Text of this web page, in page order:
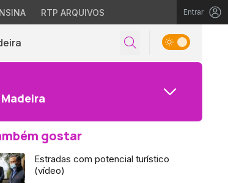
RTP ARQUIVOS Entrar
Madeira
gostar
Estradas com potencial turístico
(vídeo)